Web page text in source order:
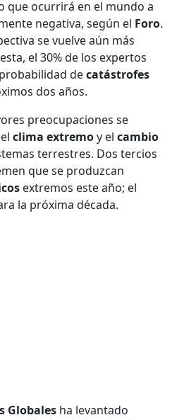
que ocurrirá en el mundo a
negativa, según el Foro.
se vuelve aún más
el 30% de los expertos
decatástrofes
dos años.
preocupaciones se
elclima extremoy elcambio
terrestres. Dos tercios
que se produzcan
extremos este año; el
la próxima década.
Globales ha levantado